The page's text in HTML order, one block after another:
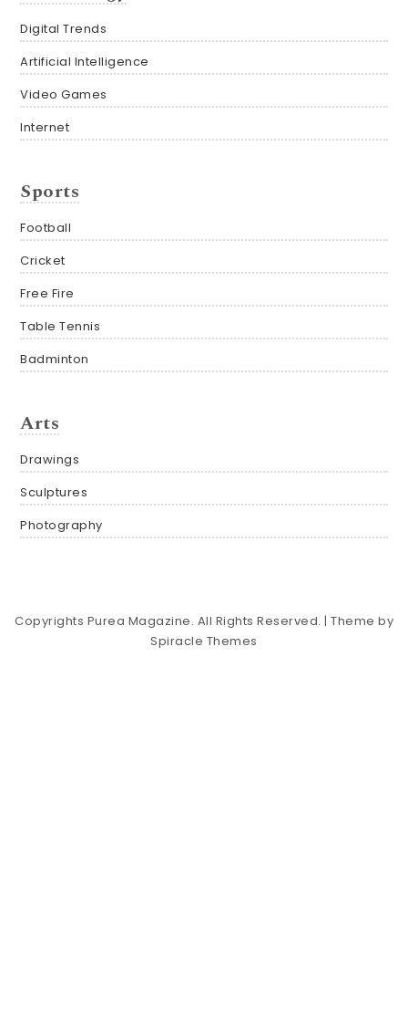
Digital Trends
Artificial Intelligence
Video Games
Internet
Sports
Football
Cricket
Free Fire
Table Tennis
Badminton
Arts
Drawings
Sculptures
Photography
Copyrights Purea Magazine. All Rights Reserved. | Theme by
Spiracle Themes